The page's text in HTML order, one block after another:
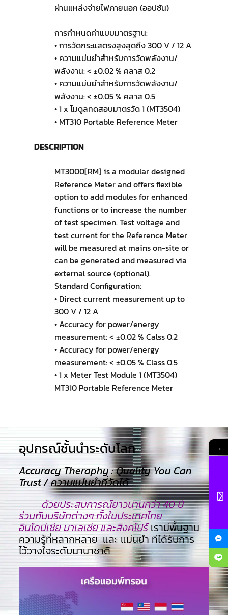
ผ่านแหล่งจ่ายไฟภายนอก (ออปชัน)
การกำหนดค่าแบบมาตรฐาน:
• การวัดกระแสตรงสูงสุดถึง 300 V / 12 A
• ความแม่นยำสำหรับการวัดพลังงาน/
พลังงาน: < ±0.02 % คลาส 0.2
• ความแม่นยำสำหรับการวัดพลังงาน/
พลังงาน: < ±0.05 % คลาส 0.5
• 1 x โมดูลทดสอบมาตรวัด 1 (MT3504)
• MT310 Portable Reference Meter
DESCRIPTION
MT3000[RM] is a modular designed
Reference Meter and offers flexible
option to add modules for enhanced
functions or to increase the number
of test specimen. Test voltage and
test current for the Reference Meter
will be measured at mains on-site or
can be generated and measured via
external source (optional).
Standard Configuration:
• Direct current measurement up to
300 V / 12 A
• Accuracy for power/energy
measurement: < ±0.02 % Calss 0.2
• Accuracy for power/energy
measurement: < ±0.05 % Class 0.5
• 1 x Meter Test Module 1 (MT3504)
MT310 Portable Reference Meter
อุปกรณ์ชั้นนำระดับโลก​
Accuracy Theraphy : Quality You Can
Trust / ความแม่นยำที่วัดได้
ด้วยประสบการณ์ยาวนานกว่า 40 ปี
ร่วมกับบริษัทต่างๆ ทั้งในประเทศไทย
อินโดนีเซีย มาเลเซีย และสิงคโปร์เรามีพื้นฐาน
ความรู้ที่หลากหลาย และ แม่นยำ ทีไ่ด้รับการ
ไว้วางใจระดับนานาชาติ
→